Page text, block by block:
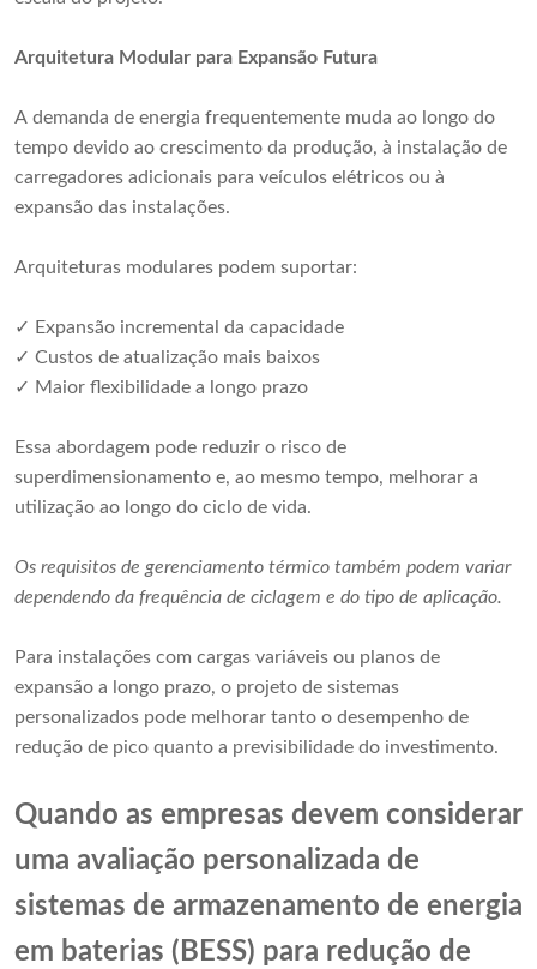
Arquitetura Modular para Expansão Futura
A demanda de energia frequentemente muda ao longo do
tempo devido ao crescimento da produção, à instalação de
carregadores adicionais para veículos elétricos ou à
expansão das instalações.
Arquiteturas modulares podem suportar:
✓ Expansão incremental da capacidade
✓ Custos de atualização mais baixos
✓ Maior flexibilidade a longo prazo
Essa abordagem pode reduzir o risco de
superdimensionamento e, ao mesmo tempo, melhorar a
utilização ao longo do ciclo de vida.
Os requisitos de gerenciamento térmico também podem variar
dependendo da frequência de ciclagem e do tipo de aplicação.
Para instalações com cargas variáveis ​​ou planos de
expansão a longo prazo, o projeto de sistemas
personalizados pode melhorar tanto o desempenho de
redução de pico quanto a previsibilidade do investimento.
Quando as empresas devem considerar
uma avaliação personalizada de
sistemas de armazenamento de energia
em baterias (BESS) para redução de